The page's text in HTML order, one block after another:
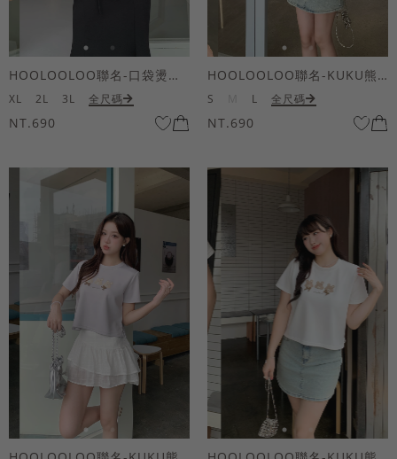
HOOLOOLOO聯名-口袋燙金KUKU熊短袖上衣
XL 2L 3L 全尺碼
NT.690
HOOLOOLOO聯名-KUKU熊蝴蝶結短袖上衣
S L 全尺碼
NT.690